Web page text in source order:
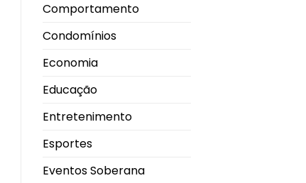
Comportamento
Condomínios
Economia
Educação
Entretenimento
Esportes
Eventos Soberana